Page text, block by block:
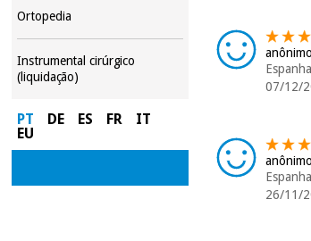
Ortopedia
Instrumental cirúrgico
(liquidação)
PT DE ES FR
IT
EU
anônimo
Espanha
07/12/
anônimo
Espanha
26/11/